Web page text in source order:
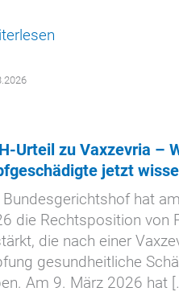
Urteil zu Vaxzevria –
jetzt
Bundesgerichtshof hat
die Rechtsposition von
die nach einer
gesundheitliche
Am 9. März 2026 hat